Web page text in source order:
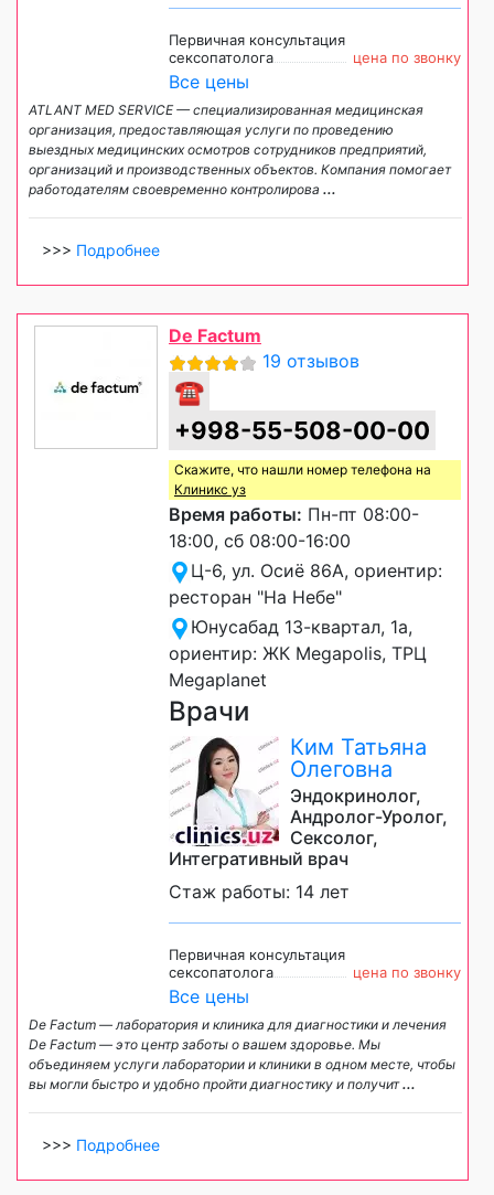
Первичная консультация
сексопатолога
цена по звонку
Все цены
ATLANT MED SERVICE — специализированная медицинская
организация, предоставляющая услуги по проведению
выездных медицинских осмотров сотрудников предприятий,
организаций и производственных объектов. Компания помогает
работодателям своевременно контролирова ...
>>> Подробнее
De Factum
19 отзывов
☎
+998-55-508-00-00
Скажите, что нашли номер телефона на
Клиникс уз
Время работы: Пн-пт 08:00-
18:00, сб 08:00-16:00
Ц-6, ул. Осиё 86A, ориентир:
ресторан "На Небе"
Юнусабад 13-квартал, 1а,
ориентир: ЖК Megapolis, ТРЦ
Megaplanet
Врачи
Ким Татьяна
Олеговна
Эндокринолог,
Андролог-Уролог,
Сексолог,
Интегративный врач
Стаж работы: 14 лет
Первичная консультация
сексопатолога
цена по звонку
Все цены
De Factum — лаборатория и клиника для диагностики и лечения
De Factum — это центр заботы о вашем здоровье. Мы
объединяем услуги лаборатории и клиники в одном месте, чтобы
вы могли быстро и удобно пройти диагностику и получит...
>>> Подробнее